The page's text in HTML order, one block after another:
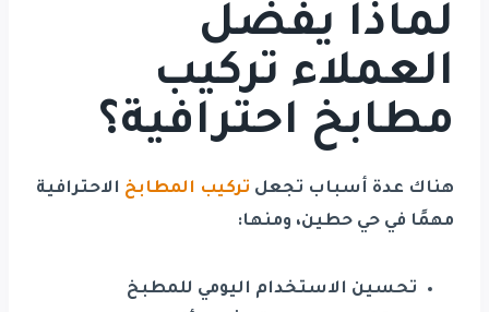
لماذا يفضل
العملاء تركيب
مطابخ احترافية؟
هناك عدة أسباب تجعل تركيب المطابخ الاحترافية
مهمًا في حي حطين، ومنها:
تحسين الاستخدام اليومي للمطبخ